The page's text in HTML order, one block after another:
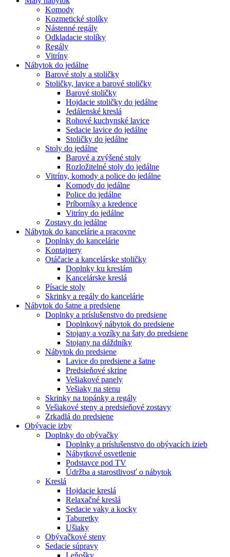
Komody
Kozmetické stolíky
Nástenné regály
Odkladacie stolíky
Regály
Vitríny
Nábytok do jedálne
Barové stoly a stoličky
Stoličky, lavice a barové stoličky
Barové stoličky
Hojdacie stoličky do jedálne
Jedálenské kreslá
Rohové kuchynské lavice
Sedacie lavice do jedálne
Stoličky do jedálne
Stoly do jedálne
Barové a zvýšené stoly
Rozložitelné stoly do jedálne
Vitríny, komody a police do jedálne
Komody do jedálne
Police do jedálne
Príborníky a kredence
Vitríny do jedálne
Zostavy do jedálne
Nábytok do kancelárie a pracovne
Doplnky do kancelárie
Kontajnery
Otáčacie a kancelárske stoličky
Doplnky ku kreslám
Kancelárske kreslá
Písacie stoly
Skrinky a regály do kancelárie
Nábytok do šatne a predsiene
Doplnky a príslušenstvo do predsiene
Doplnkový nábytok do predsiene
Stojany a vozíky na šaty do predsiene
Stojany na dáždníky
Nábytok do predsiene
Lavice do predsiene a šatne
Predsieňové skrine
Vešiakové panely
Vešiaky na stenu
Skrinky na topánky a regály
Vešiakové steny a predsieňové zostavy
Zrkadlá do predsiene
Obývacie izby
Doplnky do obývačky
Doplnky a príslušenstvo do obývacích izieb
Nábytkové osvetlenie
Podstavce pod TV
Údržba a starostlivosť o nábytok
Kreslá
Hojdacie kreslá
Relaxačné kreslá
Sedacie vaky a kocky
Taburetky
Ušiaky
Obývačkové steny
Sedacie súpravy
Leňošky